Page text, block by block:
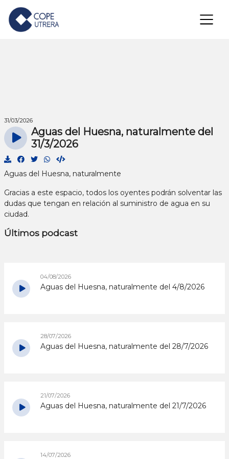
×
31/03/2026
Aguas del Huesna, naturalmente del
31/3/2026
Aguas del Huesna, naturalmente
Gracias a este espacio, todos los oyentes podrán solventar las
dudas que tengan en relación al suministro de agua en su
ciudad.
Últimos podcast
04/08/2026
Aguas del Huesna, naturalmente del 4/8/2026
28/07/2026
Aguas del Huesna, naturalmente del 28/7/2026
21/07/2026
Aguas del Huesna, naturalmente del 21/7/2026
14/07/2026